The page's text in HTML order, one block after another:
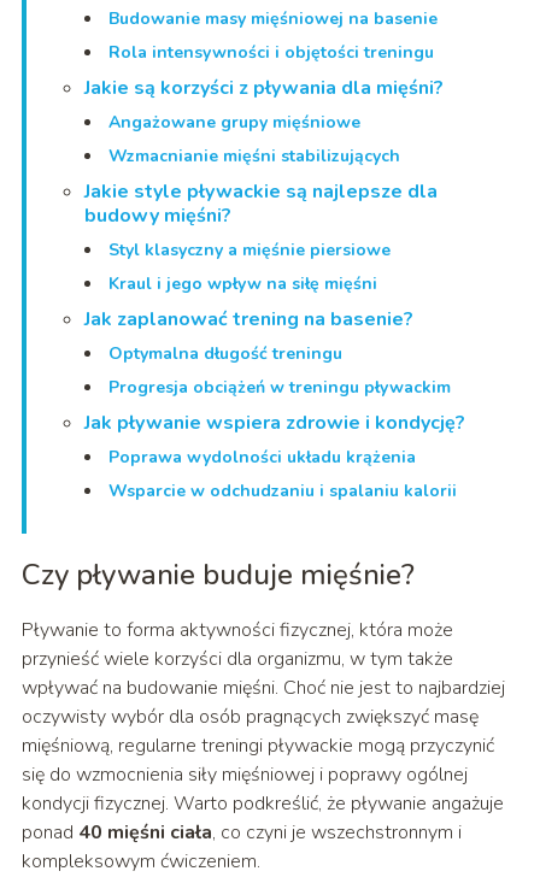
Budowanie masy mięśniowej na basenie
Rola intensywności i objętości treningu
Jakie są korzyści z pływania dla mięśni?
Angażowane grupy mięśniowe
Wzmacnianie mięśni stabilizujących
Jakie style pływackie są najlepsze dla
budowy mięśni?
Styl klasyczny a mięśnie piersiowe
Kraul i jego wpływ na siłę mięśni
Jak zaplanować trening na basenie?
Optymalna długość treningu
Progresja obciążeń w treningu pływackim
Jak pływanie wspiera zdrowie i kondycję?
Poprawa wydolności układu krążenia
Wsparcie w odchudzaniu i spalaniu kalorii
Czy pływanie buduje mięśnie?
Pływanie to forma aktywności fizycznej, która może
przynieść wiele korzyści dla organizmu, w tym także
wpływać na budowanie mięśni. Choć nie jest to najbardziej
oczywisty wybór dla osób pragnących zwiększyć masę
mięśniową, regularne treningi pływackie mogą przyczynić
się do wzmocnienia siły mięśniowej i poprawy ogólnej
kondycji fizycznej. Warto podkreślić, że pływanie angażuje
ponad 40 mięśni ciała, co czyni je wszechstronnym i
kompleksowym ćwiczeniem.